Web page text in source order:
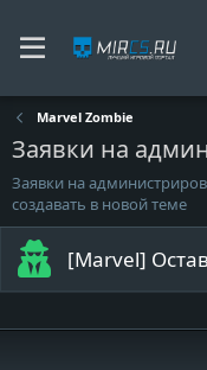
Marvel Zombie
Заявки на
Заявки на
создавать в новой теме
[Marvel]